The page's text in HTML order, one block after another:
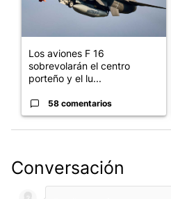
Los aviones F 16
sobrevolarán el centro
porteño y el lu...
58 comentarios
Conversación